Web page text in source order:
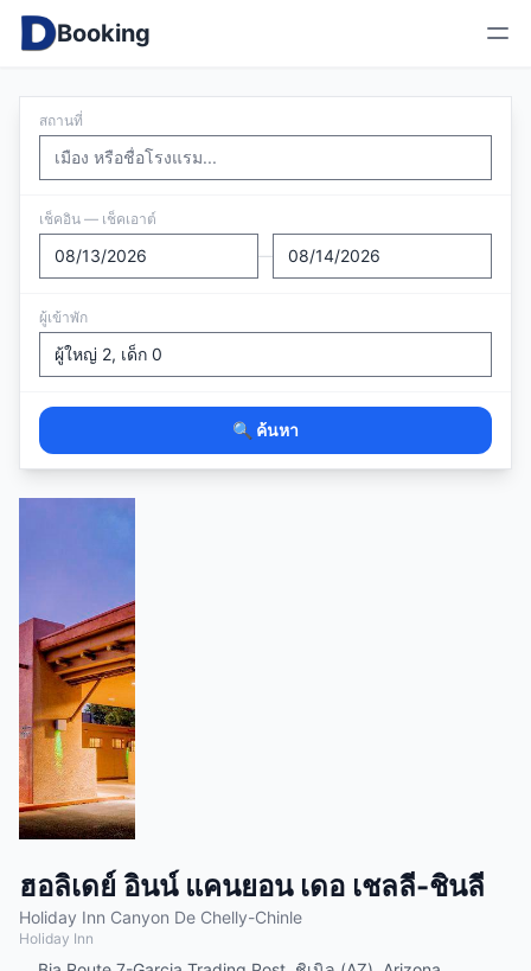
Booking
สถานที่
เช็คอิน — เช็คเอาต์
—
ผู้เข้าพัก
🔍 ค้นหา
ฮอลิเดย์ อินน์ แคนยอน เดอ เชลลี-ชินลี
Holiday Inn Canyon De Chelly-Chinle
Holiday Inn